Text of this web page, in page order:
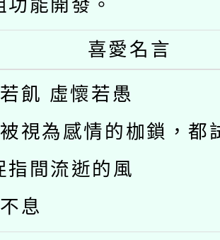
能開發。
喜愛名言
飢 虛懷若愚
視為感情的枷鎖，都
指間流逝的風
息